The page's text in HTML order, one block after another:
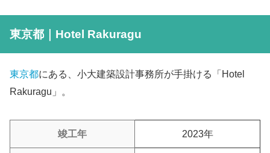
東京都｜Hotel Rakuragu
東京都にある、小大建築設計事務所が手掛ける「Hotel
Rakuragu」。
竣工年 2023年